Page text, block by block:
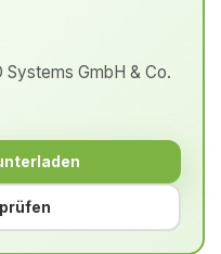
Systems GmbH & Co.